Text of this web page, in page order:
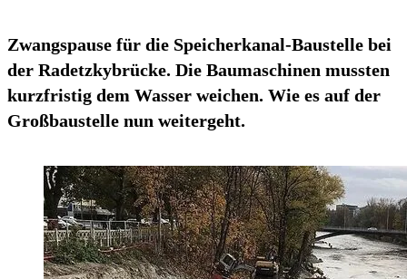
Zwangspause für die Speicherkanal-Baustelle bei
der Radetzkybrücke. Die Baumaschinen mussten
kurzfristig dem Wasser weichen. Wie es auf der
Großbaustelle nun weitergeht.